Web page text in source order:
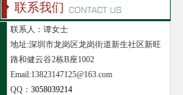
联系我们
联系人：谭女士
地址:深圳市龙岗区龙岗街道新生社区新旺
路和健云谷2栋B座1002
Email:13823147125@163.com
QQ： 3058039214